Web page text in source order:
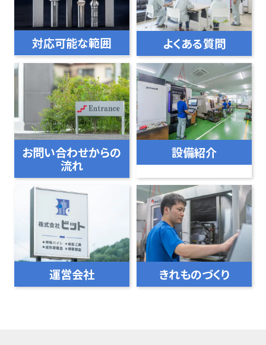
対応可能な範囲 よくある質問
お問い合わせからの
流れ
設備紹介
運営会社 きれものづくり